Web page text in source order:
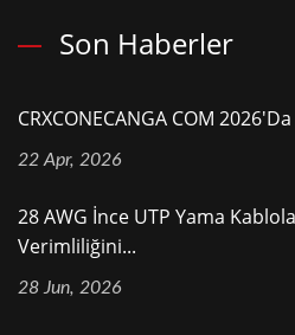
Son Haberler
CRXCONECANGA COM
22 Apr, 2026
28 AWG İnce UTP Yama
Verimliliğini...
28 Jun, 2026